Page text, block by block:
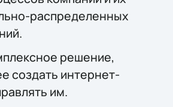
распределенных
решение,
создать интернет-
им.